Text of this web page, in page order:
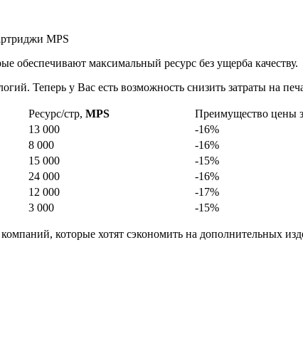
обеспечивают максимальный ресурс без ущерба качеству.
Теперь у Вас есть возможность снизить затраты на
Ресурс/стр, MPS
Преимущество цены
13 000
-16%
8 000
-16%
15 000
-15%
24 000
-16%
12 000
-17%
3 000 -15%
которые хотят сэкономить на дополнительных